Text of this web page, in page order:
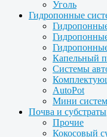
Уголь
Гидропонные
Капельный
Системы
AutoPot
Мини
Почва и субстраты
Прочие
Кокосовый